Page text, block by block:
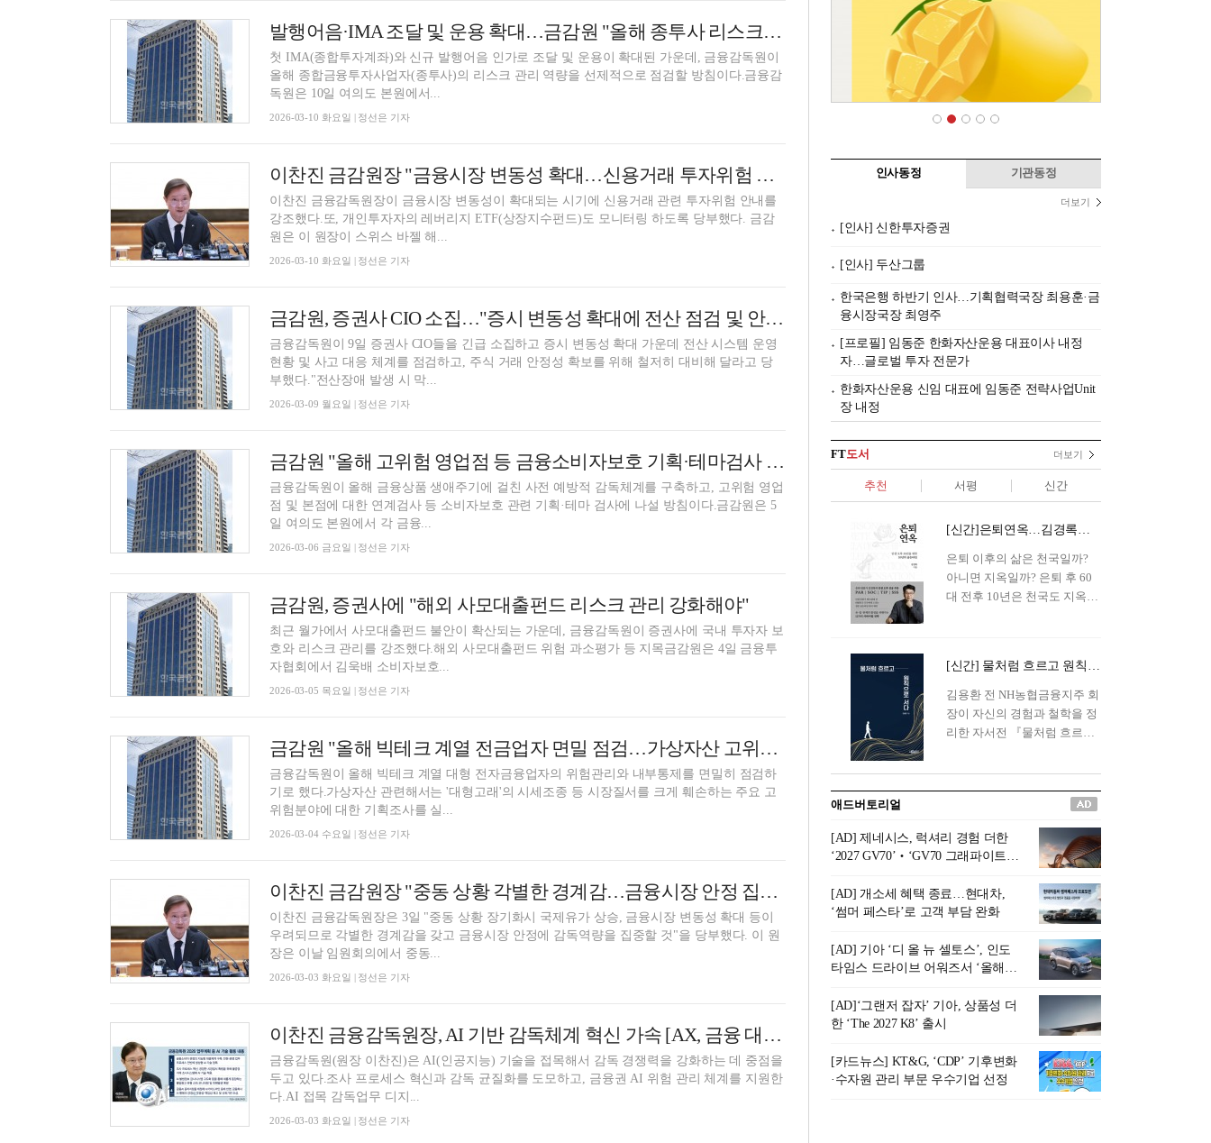
발행어음·IMA 조달 및 운용 확대…금감원 "올해 종투사 리스크관리 역량 선제적 점검"
첫 IMA(종합투자계좌)와 신규 발행어음 인가로 조달 및 운용이 확대된 가운데, 금융감독원이
올해 종합금융투자사업자(종투사)의 리스크 관리 역량을 선제적으로 점검할 방침이다.금융감
독원은 10일 여의도 본원에서...
2026-03-10 화요일 | 정선은 기자
이찬진 금감원장 "금융시장 변동성 확대…신용거래 투자위험 안내 강화·레버리지 ETF 투자 모니터링"
이찬진 금융감독원장이 금융시장 변동성이 확대되는 시기에 신용거래 관련 투자위험 안내를
강조했다.또, 개인투자자의 레버리지 ETF(상장지수펀드)도 모니터링 하도록 당부했다. 금감
원은 이 원장이 스위스 바젤 해...
2026-03-10 화요일 | 정선은 기자
금감원, 증권사 CIO 소집…"증시 변동성 확대에 전산 점검 및 안정성 확보 필요"
금융감독원이 9일 증권사 CIO들을 긴급 소집하고 증시 변동성 확대 가운데 전산 시스템 운영
현황 및 사고 대응 체계를 점검하고, 주식 거래 안정성 확보를 위해 철저히 대비해 달라고 당
부했다."전산장애 발생 시 막...
2026-03-09 월요일 | 정선은 기자
금감원 "올해 고위험 영업점 등 금융소비자보호 기획·테마검사 실시"
금융감독원이 올해 금융상품 생애주기에 걸친 사전 예방적 감독체계를 구축하고, 고위험 영업
점 및 본점에 대한 연계검사 등 소비자보호 관련 기획·테마 검사에 나설 방침이다.금감원은 5
일 여의도 본원에서 각 금융...
2026-03-06 금요일 | 정선은 기자
금감원, 증권사에 "해외 사모대출펀드 리스크 관리 강화해야"
최근 월가에서 사모대출펀드 불안이 확산되는 가운데, 금융감독원이 증권사에 국내 투자자 보
호와 리스크 관리를 강조했다.해외 사모대출펀드 위험 과소평가 등 지목금감원은 4일 금융투
자협회에서 김욱배 소비자보호...
2026-03-05 목요일 | 정선은 기자
금감원 "올해 빅테크 계열 전금업자 면밀 점검…가상자산 고위험분야 기획조사"
금융감독원이 올해 빅테크 계열 대형 전자금융업자의 위험관리와 내부통제를 면밀히 점검하
기로 했다.가상자산 관련해서는 '대형고래'의 시세조종 등 시장질서를 크게 훼손하는 주요 고
위험분야에 대한 기획조사를 실...
2026-03-04 수요일 | 정선은 기자
이찬진 금감원장 "중동 상황 각별한 경계감…금융시장 안정 집중"
이찬진 금융감독원장은 3일 "중동 상황 장기화시 국제유가 상승, 금융시장 변동성 확대 등이
우려되므로 각별한 경계감을 갖고 금융시장 안정에 감독역량을 집중할 것"을 당부했다. 이 원
장은 이날 임원회의에서 중동...
2026-03-03 화요일 | 정선은 기자
이찬진 금융감독원장, AI 기반 감독체계 혁신 가속 [AX, 금융 대변혁의 시대]
금융감독원(원장 이찬진)은 AI(인공지능) 기술을 접목해서 감독 경쟁력을 강화하는 데 중점을
두고 있다.조사 프로세스 혁신과 감독 균질화를 도모하고, 금융권 AI 위험 관리 체계를 지원한
다.AI 접목 감독업무 디지...
2026-03-03 화요일 | 정선은 기자
인사동정 기관동정
더보기
[인사] 신한투자증권
[인사] 두산그룹
한국은행 하반기 인사…기획협력국장 최용훈·금
융시장국장 최영주
[프로필] 임동준 한화자산운용 대표이사 내정
자…글로벌 투자 전문가
한화자산운용 신임 대표에 임동준 전략사업Unit
장 내정
FT도서 더보기
추천 서평 신간
[신간]은퇴연옥…김경록의 은퇴 후 삶의 나침반
은퇴 이후의 삶은 천국일까?
아니면 지옥일까? 은퇴 후 60
대 전후 10년은 천국도 지옥도
은퇴 설계를 가이드해 온 김경
록 옵투스자산운용의 고문이
신간 『은퇴연옥』을 내놓았
다.단테는 지옥을 '모든 희망을
록 고문은 새로운 시각을 제시
0년의 과도기는 지옥이 아니라
정화와 성장의 공간인 ‘은퇴연
옥(Purgatory)’이라는 것이다.
연옥은 고통스럽지만 끝이 있
으며, 준비를 통해 천국으로 나
아갈 수 있는 희망의 장소라고
말한
[신간] 물처럼 흐르고 원칙으로 서다…김용환의 통찰을 담다
김용환 전 NH농협금융지주 회
장이 자신의 경험과 철학을 정
리한 자서전 『물처럼 흐르고
통 관료 출신으로 한국 금융의
주요 변곡점마다 중요한 역할
을 하고 금융 경영인으로서 큰
족적을 남긴 김 전 회장이 후배
세대에게 전하는 삶의 조언을
담은 인생 노트다.『물처럼 흐
르고 원칙으로 서다』는 단순
한 자서전을 넘어, 실패를 두려
워하지 않는 용기와 자신에 대
한 믿음이 어떻게 삶을 풍요롭
게 만드는지를 보여주는 지혜
의 보고로 평가된다.김용환 전
회장은 “인생의 목표가 크더라
도 조급해하지 말고 작은 것부
터 하나 하나 성취해 나가
라”고 조언한다. 뼈아픈 실패
조차 성공의 뼈대가 된다는 긍
애드버토리얼
[AD] 제네시스, 럭셔리 경험 더한
‘2027 GV70’‧‘GV70 그래파이트’
[AD] 개소세 혜택 종료…현대차,
‘썸머 페스타’로 고객 부담 완화
[AD] 기아 ‘디 올 뉴 셀토스’, 인도
타임스 드라이브 어워즈서 ‘올해의
[AD]‘그랜저 잡자’ 기아, 상품성 더
한 ‘The 2027 K8’ 출시
[카드뉴스] KT&G, ‘CDP’ 기후변화
·수자원 관리 부문 우수기업 선정